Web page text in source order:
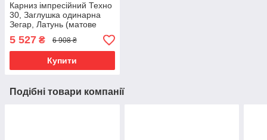
Карниз імпресійний Техно
30, Заглушка одинарна
Зегар, Латунь (матове
золото)
5 527 ₴ 6 908 ₴
Купити
Подібні товари компанії